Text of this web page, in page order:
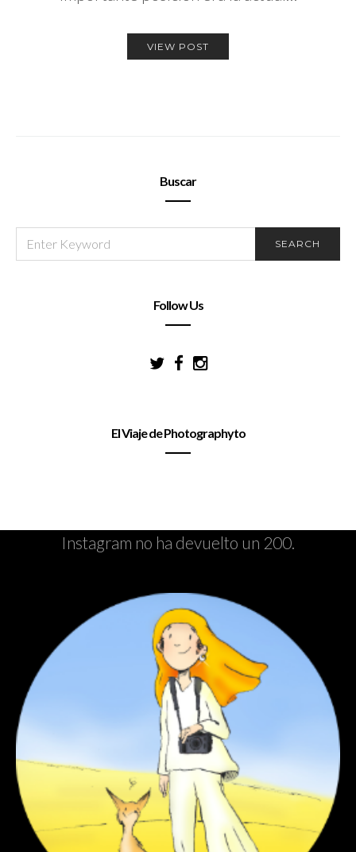
VIEW POST
Buscar
FOR:
SEARCH
Follow Us
El Viaje de Photographyto
Instagram no ha devuelto un 200.